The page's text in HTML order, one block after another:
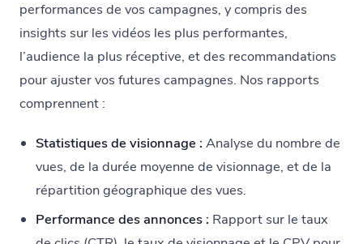
performances de vos campagnes, y compris des
insights sur les vidéos les plus performantes,
l’audience la plus réceptive, et des recommandations
pour ajuster vos futures campagnes. Nos rapports
comprennent :
Statistiques de visionnage : Analyse du nombre de
vues, de la durée moyenne de visionnage, et de la
répartition géographique des vues.
Performance des annonces : Rapport sur le taux